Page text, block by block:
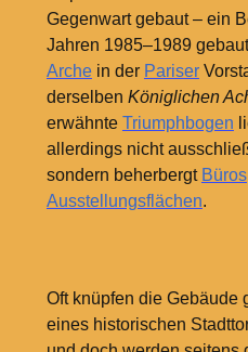
Gegenwart gebaut – ein
Jahren 1985–1989
Archein der Pariser
derselben Königlichen
erwähnte Triumphbogen
allerdings nicht
sondern beherbergt Büros
Ausstellungsflächen.
Oft knüpfen die Gebäude
eines historischen